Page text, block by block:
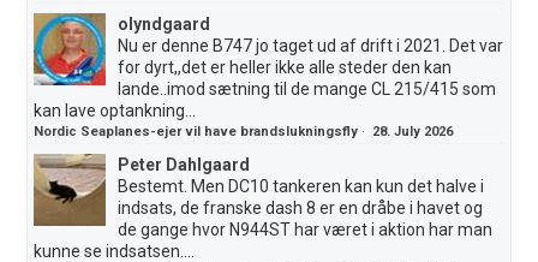
olyndgaard
Nu er denne B747 jo taget ud af drift i 2021. Det var
for dyrt,,det er heller ikke alle steder den kan
lande..imod sætning til de mange CL 215/415 som
kan lave optankning...
Nordic Seaplanes-ejer vil have brandslukningsfly · 28. July 2026
Peter Dahlgaard
Bestemt. Men DC10 tankeren kan kun det halve i
indsats, de franske dash 8 er en dråbe i havet og
de gange hvor N944ST har været i aktion har man
kunne se indsatsen....